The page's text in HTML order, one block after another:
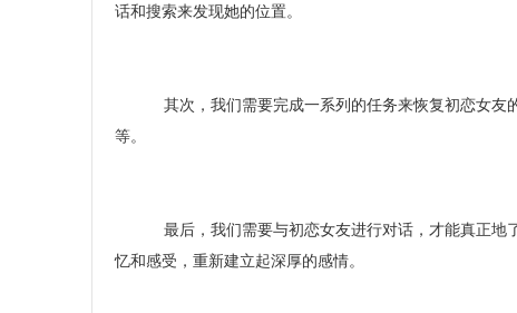
话和搜索来发现她的位置。
其次，我们需要完成一系列的任务来恢复初恋女友
等。
最后，我们需要与初恋女友进行对话，才能真正地
忆和感受，重新建立起深厚的感情。